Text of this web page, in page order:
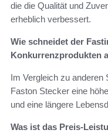
die die Qualität und
erheblich verbessert.
Wie schneidet der
Konkurrenzprodukten
Im Vergleich zu
Faston Stecker eine
und eine längere
Was ist das Preis-